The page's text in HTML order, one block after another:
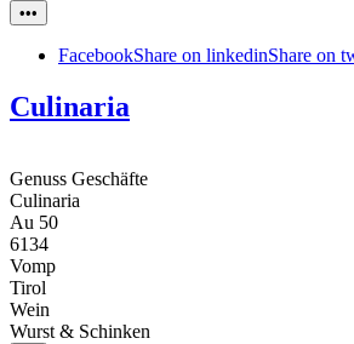
•••
FacebookShare on linkedinShare on
Culinaria
Genuss Geschäfte
Culinaria
Au 50
6134
Vomp
Tirol
Wein
Wurst & Schinken